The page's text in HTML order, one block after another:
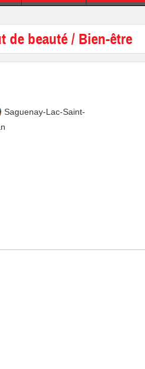
de beauté / Bien-être
Saguenay-Lac-Saint-